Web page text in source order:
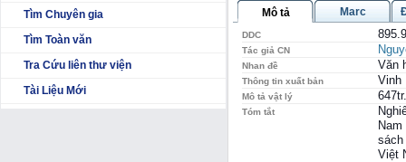
Tìm Chuyên gia
Tìm Toàn văn
Tra Cứu liên thư viện
Tài Liệu Mới
Mô tả Marc
DDC
Tác giả CN
Nhan đề Văn
Thông tin xuất bản Vinh
Mô tả vật lý
Tóm tắt
sách
Việt